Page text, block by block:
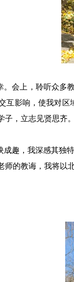
会上，聆听众多
互影响，使我对
，立志见贤思齐。
趣，我深感其独
的教诲，我将以